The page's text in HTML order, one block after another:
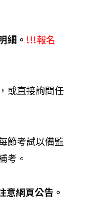
細。 !!!報名
或直接詢問任
節考試以備監
考。
意網頁公告。